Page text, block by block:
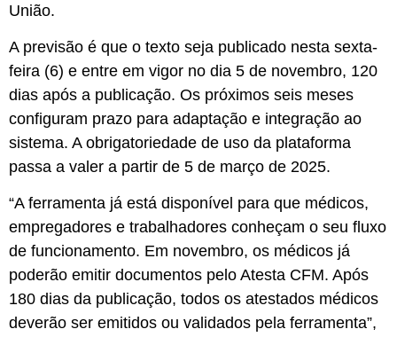
União.
A previsão é que o texto seja publicado nesta sexta-
feira (6) e entre em vigor no dia 5 de novembro, 120
dias após a publicação. Os próximos seis meses
configuram prazo para adaptação e integração ao
sistema. A obrigatoriedade de uso da plataforma
passa a valer a partir de 5 de março de 2025.
“A ferramenta já está disponível para que médicos,
empregadores e trabalhadores conheçam o seu fluxo
de funcionamento. Em novembro, os médicos já
poderão emitir documentos pelo Atesta CFM. Após
180 dias da publicação, todos os atestados médicos
deverão ser emitidos ou validados pela ferramenta”,